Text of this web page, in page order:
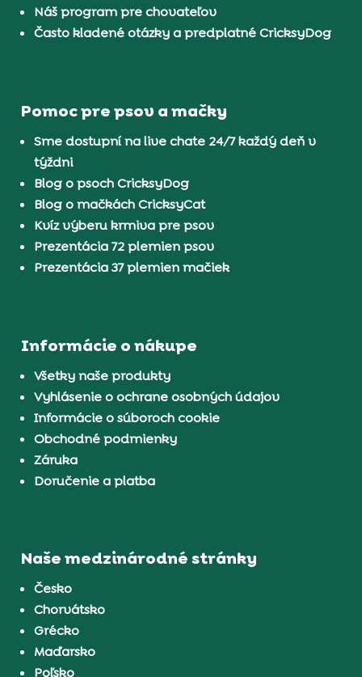
Náš program pre chovateľov
Často kladené otázky a predplatné CricksyDog
Pomoc pre psov a mačky
Sme dostupní na live chate 24/7 každý deň v
týždni
Blog o psoch CricksyDog
Blog o mačkách CricksyCat
Kvíz výberu krmiva pre psov
Prezentácia 72 plemien psov
Prezentácia 37 plemien mačiek
Informácie o nákupe
Všetky naše produkty
Vyhlásenie o ochrane osobných údajov
Informácie o súboroch cookie
Obchodné podmienky
Záruka
Doručenie a platba
Naše medzinárodné stránky
Česko
Chorvátsko
Grécko
Maďarsko
Poľsko